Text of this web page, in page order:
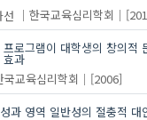
선 한국교육심리학회
로그램이 대학생의 창의적
효과
국교육심리학회
[2006]
과 영역 일반성의 절충적 대